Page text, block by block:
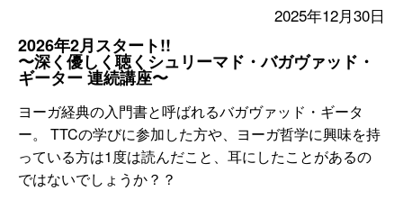
2025年12月30日
2026年2月スタート!!
〜深く優しく聴くシュリーマド・バガヴァッド・
ギーター 連続講座〜
ヨーガ経典の入門書と呼ばれるバガヴァッド・ギータ
ー。 TTCの学びに参加した方や、ヨーガ哲学に興味を持
っている方は1度は読んだこと、耳にしたことがあるの
ではないでしょうか？？